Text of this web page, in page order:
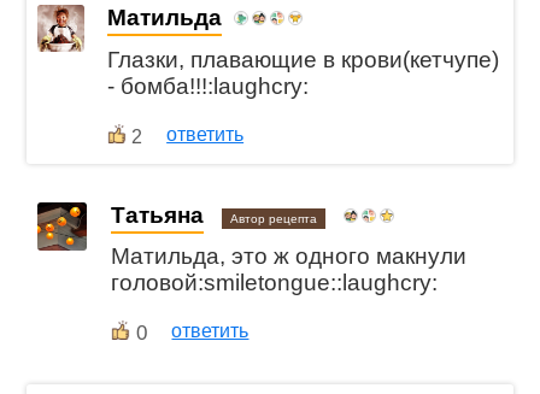
Матильда
Глазки, плавающие в крови(кетчупе)
- бомба!!!:laughcry:
2 ответить
Татьяна Автор рецепта
Матильда, это ж одного макнули
головой:smiletongue::laughcry:
0 ответить